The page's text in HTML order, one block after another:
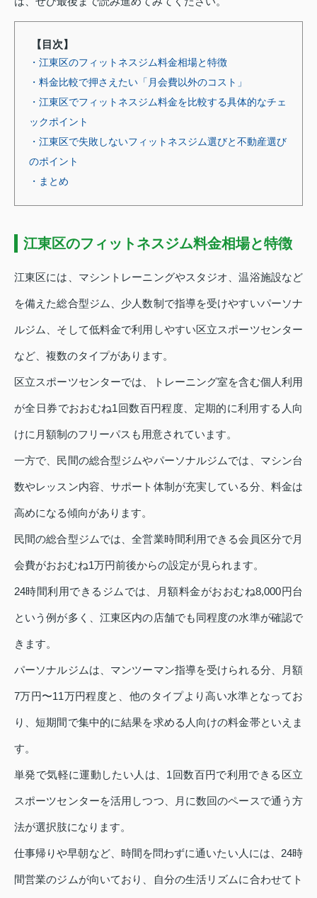
【目次】
・江東区のフィットネスジム料金相場と特徴
・料金比較で押さえたい「月会費以外のコスト」
・江東区でフィットネスジム料金を比較する具体的なチェ
ックポイント
・江東区で失敗しないフィットネスジム選びと不動産選び
のポイント
・まとめ
江東区のフィットネスジム料金相場と特徴
江東区には、マシントレーニングやスタジオ、温浴施設など
を備えた総合型ジム、少人数制で指導を受けやすいパーソナ
ルジム、そして低料金で利用しやすい区立スポーツセンター
など、複数のタイプがあります。
区立スポーツセンターでは、トレーニング室を含む個人利用
が全日券でおおむね1回数百円程度、定期的に利用する人向
けに月額制のフリーパスも用意されています。
一方で、民間の総合型ジムやパーソナルジムでは、マシン台
数やレッスン内容、サポート体制が充実している分、料金は
高めになる傾向があります。
民間の総合型ジムでは、全営業時間利用できる会員区分で月
会費がおおむね1万円前後からの設定が見られます。
24時間利用できるジムでは、月額料金がおおむね8,000円台
という例が多く、江東区内の店舗でも同程度の水準が確認で
きます。
パーソナルジムは、マンツーマン指導を受けられる分、月額
7万円〜11万円程度と、他のタイプより高い水準となってお
り、短期間で集中的に結果を求める人向けの料金帯といえま
す。
単発で気軽に運動したい人は、1回数百円で利用できる区立
スポーツセンターを活用しつつ、月に数回のペースで通う方
法が選択肢になります。
仕事帰りや早朝など、時間を問わずに通いたい人には、24時
間営業のジムが向いており、自分の生活リズムに合わせてト